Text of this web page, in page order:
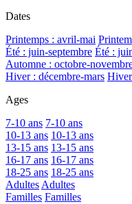
Dates
Printemps : avril-mai
Été : juin-septembre Été :
Automne : octobre-
Hiver : décembre-mars
Ages
7-10 ans 7-10 ans
10-13 ans 10-13 ans
13-15 ans 13-15 ans
16-17 ans 16-17 ans
18-25 ans 18-25 ans
AdultesAdultes
Familles Familles